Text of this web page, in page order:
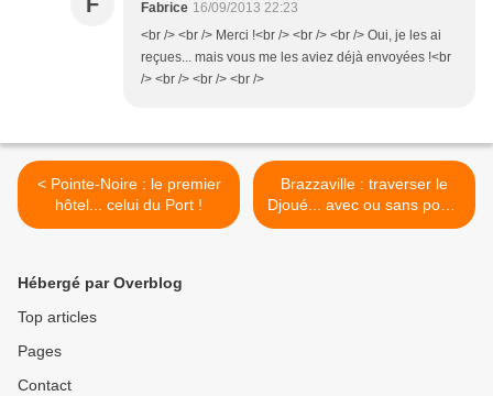
Fabrice 16/09/2013 22:23
<br /> <br /> Merci !<br /> <br /> <br /> Oui, je les ai
reçues... mais vous me les aviez déjà envoyées !<br
/> <br /> <br /> <br />
< Pointe-Noire : le premier
hôtel... celui du Port !
Brazzaville : traverser le
Djoué... avec ou sans pont !
>
Hébergé par Overblog
Top articles
Pages
Contact